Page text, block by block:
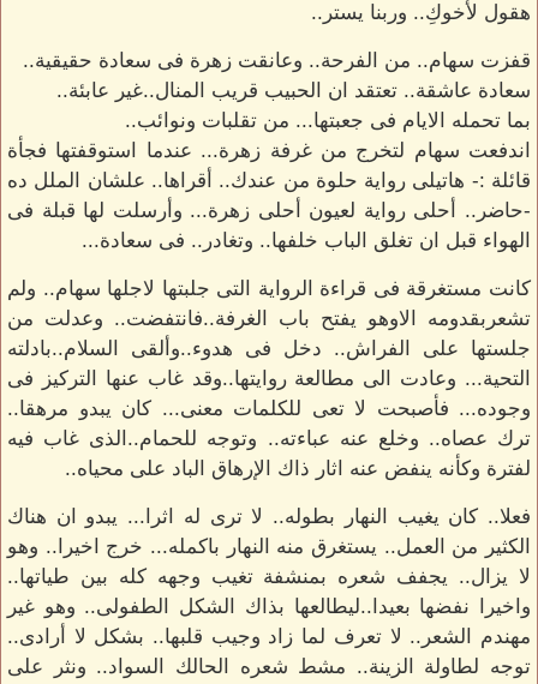
هقول لأخوكِ.. وربنا يستر..
قفزت سهام.. من الفرحة.. وعانقت زهرة فى سعادة حقيقية..
سعادة عاشقة.. تعتقد ان الحبيب قريب المنال..غير عابئة..
بما تحمله الايام فى جعبتها... من تقلبات ونوائب..
اندفعت سهام لتخرج من غرفة زهرة... عندما استوقفتها فجأة
قائلة :- هاتيلى رواية حلوة من عندك.. أقراها.. علشان الملل ده
-حاضر.. أحلى رواية لعيون أحلى زهرة... وأرسلت لها قبلة فى
الهواء قبل ان تغلق الباب خلفها.. وتغادر.. فى سعادة...
كانت مستغرقة فى قراءة الرواية التى جلبتها لاجلها سهام.. ولم
تشعربقدومه الاوهو يفتح باب الغرفة..فانتفضت.. وعدلت من
جلستها على الفراش.. دخل فى هدوء..وألقى السلام..بادلته
التحية... وعادت الى مطالعة روايتها..وقد غاب عنها التركيز فى
وجوده... فأصبحت لا تعى للكلمات معنى... كان يبدو مرهقا..
ترك عصاه.. وخلع عنه عباءته.. وتوجه للحمام..الذى غاب فيه
لفترة وكأنه ينفض عنه اثار ذاك الإرهاق الباد على محياه..
فعلا.. كان يغيب النهار بطوله.. لا ترى له اثرا... يبدو ان هناك
الكثير من العمل.. يستغرق منه النهار باكمله... خرج اخيرا.. وهو
لا يزال.. يجفف شعره بمنشفة تغيب وجهه كله بين طياتها..
واخيرا نفضها بعيدا..ليطالعها بذاك الشكل الطفولى.. وهو غير
مهندم الشعر.. لا تعرف لما زاد وجيب قلبها.. بشكل لا أرادى..
توجه لطاولة الزينة.. مشط شعره الحالك السواد.. ونثر على